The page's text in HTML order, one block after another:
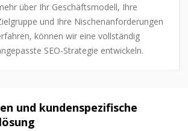
über Ihr Geschäftsmodell, Ihre
und Ihre Nischenanforderungen
können wir eine vollständig
SEO-Strategie entwickeln.
und kundenspezifische